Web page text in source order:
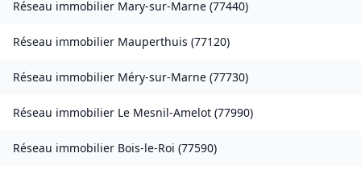
Réseau immobilier Mary-sur-Marne (77440)
Réseau immobilier Mauperthuis (77120)
Réseau immobilier Méry-sur-Marne (77730)
Réseau immobilier Le Mesnil-Amelot (77990)
Réseau immobilier Bois-le-Roi (77590)